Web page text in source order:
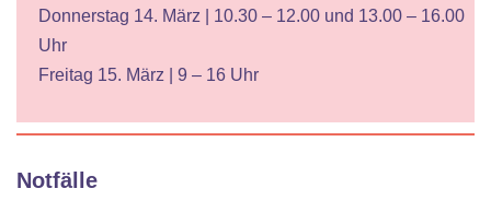
Donnerstag 14. März | 10.30 – 12.00 und 13.00 – 16.00
Uhr
Freitag 15. März | 9 – 16 Uhr
Notfälle